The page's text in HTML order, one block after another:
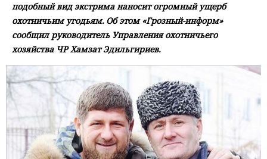
подобный вид экстрима наносит огромный ущерб
охотничьим угодьям. Об этом «Грозный-информ»
сообщил руководитель Управления охотничьего
хозяйства ЧР Хамзат Эдильгириев.